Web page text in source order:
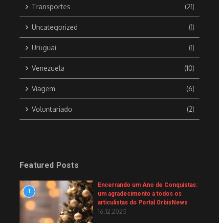
Transportes (21)
Uncategorized (1)
Uruguai (1)
Venezuela (10)
Viagem (6)
Voluntariado (2)
Featured Posts
1
Encerrando um Ano de Conquistas:
um agradecimento a todos os
articulistas do Portal OrbisNews
16.12.2025